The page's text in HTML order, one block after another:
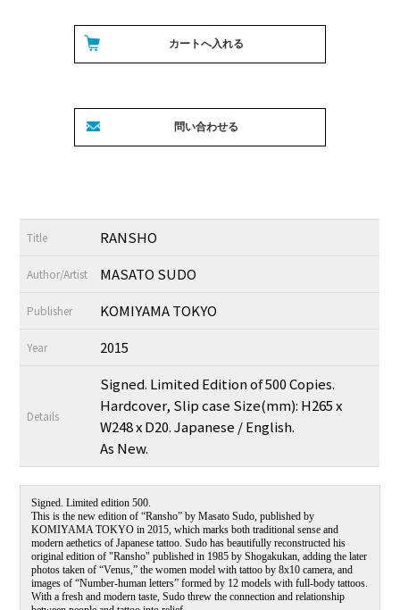
Title RANSHO
Author/Artist MASATO SUDO
Publisher KOMIYAMA TOKYO
Year 2015
Details
Signed. Limited Edition of 500 Copies.
Hardcover, Slip case Size(mm): H265 x
W248 x D20. Japanese / English.
As New.
Signed. Limited edition 500.
This is the new edition of “Ransho” by Masato Sudo, published by
KOMIYAMA TOKYO in 2015, which marks both traditional sense and
modern aethetics of Japanese tattoo. Sudo has beautifully reconstructed his
original edition of "Ransho" published in 1985 by Shogakukan, adding the later
photos taken of “Venus,” the women model with tattoo by 8x10 camera, and
images of “Number-human letters” formed by 12 models with full-body tattoos.
With a fresh and modern taste, Sudo threw the connection and relationship